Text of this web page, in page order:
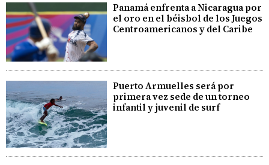
Panamá enfrenta a Nicaragua por
el oro en el béisbol de los Juegos
Centroamericanos y del Caribe
Puerto Armuelles será por
primera vez sede de un torneo
infantil y juvenil de surf